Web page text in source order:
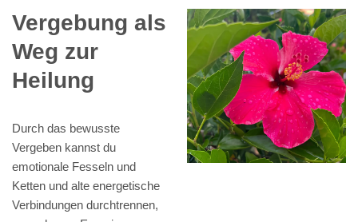
Vergebung als
Weg zur
Heilung
Durch das bewusste
Vergeben kannst du
emotionale Fesseln und
Ketten und alte energetische
Verbindungen durchtrennen,